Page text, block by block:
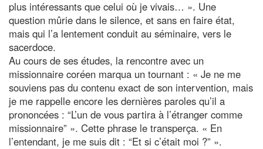
plus intéressants que celui où je vivais… ». Une
question mûrie dans le silence, et sans en faire état,
mais qui l’a lentement conduit au séminaire, vers le
sacerdoce.
Au cours de ses études, la rencontre avec un
missionnaire coréen marqua un tournant : « Je ne me
souviens pas du contenu exact de son intervention, mais
je me rappelle encore les dernières paroles qu’il a
prononcées : “L’un de vous partira à l’étranger comme
missionnaire” ». Cette phrase le transperça. « En
l’entendant, je me suis dit : “Et si c’était moi ?” ».